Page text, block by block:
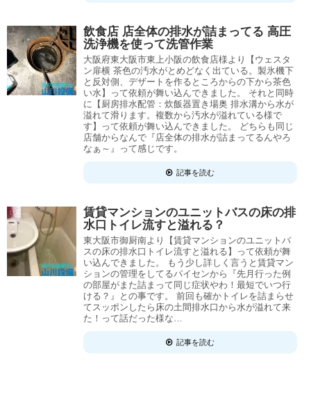
飲食店 店全体の排水が詰まってる 高圧
洗浄機を使って洗管作業
大阪府東大阪市東上小阪の飲食店様より【ウェスタ
ン扉横 茶色の汚水がとめどなく出ている。製氷機下
と反対側、デザートを作るところからの下から茶色
い水】って依頼が舞い込んできました。 それと同時
に【厨房排水配管：炊飯器置き場奥 排水溝から水が
溢れて滑ります。複数から汚水が溢れている様で
す】って依頼が舞い込んできました。 どちらも同じ
店舗からなんで『店全体の排水が詰まってるんやろ
なぁ～』って感じです。
記事を読む
賃貸マンションのユニットバスの床の排
水口トイレ流すと溢れる？
東大阪市御厨南より【賃貸マンションのユニットバ
スの床の排水口トイレ流すと溢れる】って依頼が舞
い込んできました。 もう少し詳しく言うと賃貸マン
ションの管理をしてるパイセンから『先月行った例
の部屋がまた詰まって同じ症状やわ！最短でいつ行
ける？』との事です。 前回も確かトイレを詰まらせ
てスッポンしたら床の土間排水口から水が溢れて来
た！って話だった様な…
記事を読む